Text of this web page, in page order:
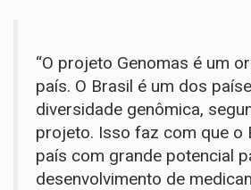
“O projeto Genomas é um
país. O Brasil é um dos
diversidade genômica,
projeto. Isso faz com que o
país com grande potencial
desenvolvimento de